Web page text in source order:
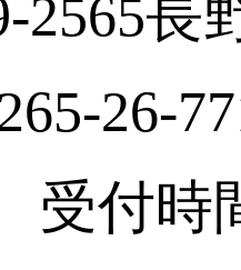
2565長
26-
受付時